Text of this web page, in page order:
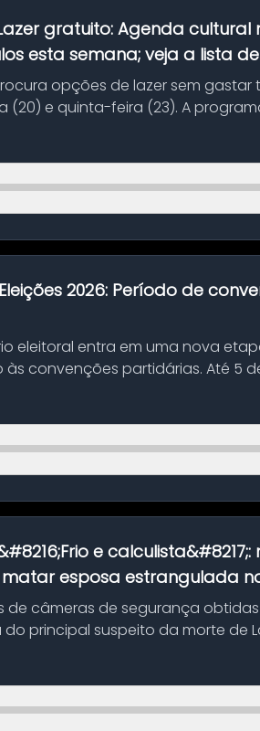
gratuito: Agenda
esta semana; veja a lista
opções de lazer sem
(20) e quinta-feira (23). A
Eleições 2026: Período de
eleitoral entra em uma nova
convenções partidárias. Até 5
e
esposa estrangulada
de câmeras de segurança
principal suspeito da morte de